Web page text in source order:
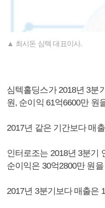
▲ 최시돈 심텍 대표이사.
심텍홀딩스가 2018년 3분
원, 순이익 61억6600만 원
2017년 같은 기간보다 매
인터로조는 2018년 3분기
순이익은 30억2800만 원
2017년 3분기보다 매출은